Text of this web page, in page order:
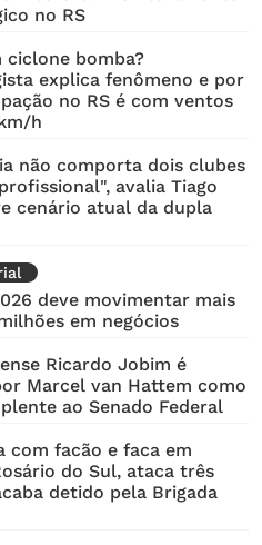
no RS
ciclone bomba?
explica fenômeno e por
no RS é com ventos
h
não comporta dois clubes
avalia Tiago
cenário atual da dupla
deve movimentar mais
em negócios
Ricardo Jobim é
Marcel van Hattem como
ao Senado Federal
com facão e faca em
do Sul, ataca três
detido pela Brigada